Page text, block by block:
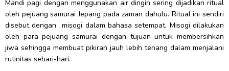
Mandi pagi dengan menggunakan air dingin sering dijadikan ritual
oleh pejuang samurai Jepang pada zaman dahulu. Ritual ini sendiri
disebut dengan misogi dalam bahasa setempat. Misogi dilakukan
oleh para pejuang samurai dengan tujuan untuk membersihkan
jiwa sehingga membuat pikiran jauh lebih tenang dalam menjalani
rutinitas sehari-hari.